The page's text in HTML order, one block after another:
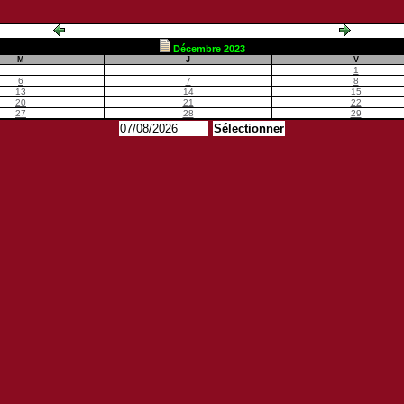
Décembre 2023
M J V
1
6 7 8
13 14 15
20 21 22
27 28 29